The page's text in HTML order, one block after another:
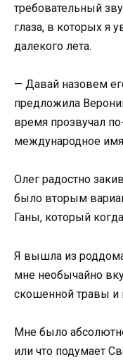
требовательный
глаза, в которых я
далекого лета.
— Давай назовем
предложила
время прозвучал
международное
Олег радостно
было вторым
Ганы, который
Я вышла из
мне необычайно
скошенной травы
Мне было
или что подумает